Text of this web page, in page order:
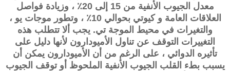
معدل الجيوب الأنفية من 15 إلى 20٪ ، وزيادة فواصل
العلاقات العامة و كيوتي بحوالي 10٪ ، وتطور موجات يو ،
والتغيرات في محيط الموجة تي. يجب ألا تتطلب هذه
التغييرات التوقف عن تناول الأميودارون لأنها دليل على
تأثيره الدوائي ، على الرغم من أن الأميودارون يمكن أن
يسبب بطء القلب الجيوب الأنفية الملحوظ أو توقف الجيوب